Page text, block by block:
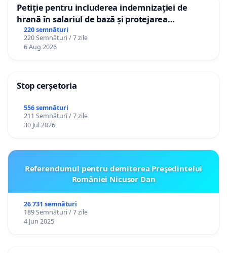
Petiție pentru includerea indemnizației de
hrană în salariul de bază și protejarea
gradațiilor de vechime pentru asistenții
personali
220 semnături
220 Semnături / 7 zile
6 Aug 2026
Stop cerșetoria
556 semnături
211 Semnături / 7 zile
30 Jul 2026
Referendumul pentru demiterea Preşedintelui
României Nicusor Dan
26 731 semnături
189 Semnături / 7 zile
4 Jun 2025